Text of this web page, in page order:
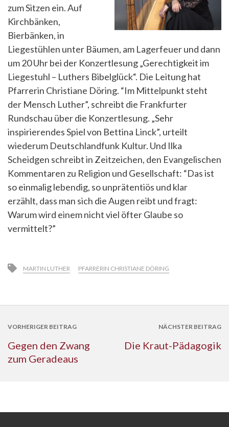
zum Sitzen ein. Auf
Kirchbänken,
Bierbänken, in
Liegestühlen unter Bäumen, am Lagerfeuer und dann
um 20 Uhr bei der Konzertlesung „Gerechtigkeit im
Liegestuhl – Luthers Bibelglück“. Die Leitung hat
Pfarrerin Christiane Döring. “Im Mittelpunkt steht
der Mensch Luther”, schreibt die Frankfurter
Rundschau über die Konzertlesung. „Sehr
inspirierendes Spiel von Bettina Linck”, urteilt
wiederum Deutschlandfunk Kultur. Und Ilka
Scheidgen schreibt in Zeitzeichen, den Evangelischen
Kommentaren zu Religion und Gesellschaft: “Das ist
so einmalig lebendig, so unprätentiös und klar
erzählt, dass man sich die Augen reibt und fragt:
Warum wird einem nicht viel öfter Glaube so
vermittelt?”
MARTIN LUTHER PFARRERIN CHRISTIANE DÖRING
VORHERIGER BEITRAG
Gegen den Zwang
zum Geradeaus
NÄCHSTER BEITRAG
Die Kraut-Pädagogik